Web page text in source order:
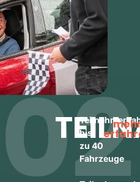
02
bis
zu 40
Fahrzeuge